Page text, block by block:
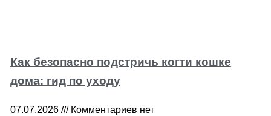
Как безопасно подстричь когти кошке
дома: гид по уходу
07.07.2026 Комментариев нет